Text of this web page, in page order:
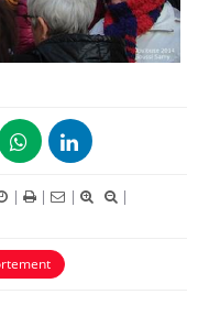
| | |
|